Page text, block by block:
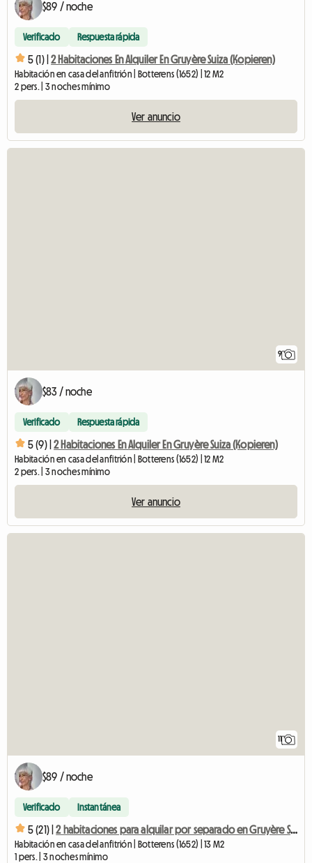
$89 / noche
Verificado Respuesta rápida
5 (1) | 2 Habitaciones En Alquiler En Gruyère Suiza (Kopieren)
Habitación en casa del anfitrión | Botterens (1652) | 12 M2
2 pers. | 3 noches mínimo
Ver anuncio
9
$83 / noche
Verificado Respuesta rápida
5 (9) | 2 Habitaciones En Alquiler En Gruyère Suiza (Kopieren)
Habitación en casa del anfitrión | Botterens (1652) | 12 M2
2 pers. | 3 noches mínimo
Ver anuncio
$89 / noche
Verificado Instantánea
5 (21) | 2 habitaciones para alquilar por separado en Gruyère Suiza
Habitación en casa del anfitrión | Botterens (1652) | 13 M2
1 pers. | 3 noches mínimo